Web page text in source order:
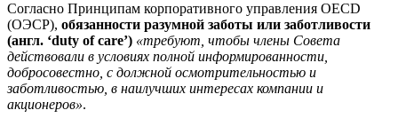
Согласно Принципам корпоративного управления OECD
(ОЭСР), обязанности разумной заботы или заботливости
(англ. ‘duty of care’) «требуют, чтобы члены Совета
действовали в условиях полной информированности,
добросовестно, с должной осмотрительностью и
заботливостью, в наилучших интересах компании и
акционеров».